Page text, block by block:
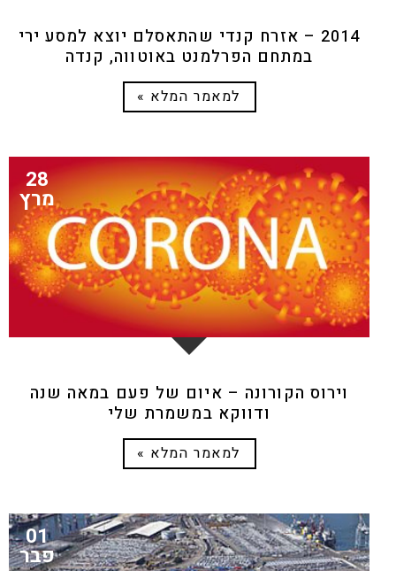
2014 – אזרח קנדי שהתאסלם יוצא למסע ירי
במתחם הפרלמנט באוטווה, קנדה
למאמר המלא »
וירוס הקורונה – איום של פעם במאה שנה
ודווקא במשמרת שלי
28
מרץ
למאמר המלא »
01
פבר